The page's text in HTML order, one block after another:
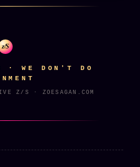
z/S
· WE DON'T DO
Z/S · ZOESAGAN.COM